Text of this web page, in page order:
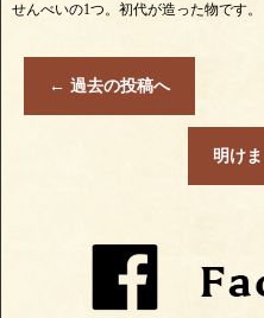
せんべいの1つ。初代が造った物です。
← 過去の投稿へ
明け